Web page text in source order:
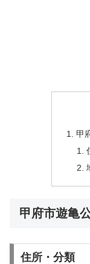
甲
甲府市遊亀
住所・分類